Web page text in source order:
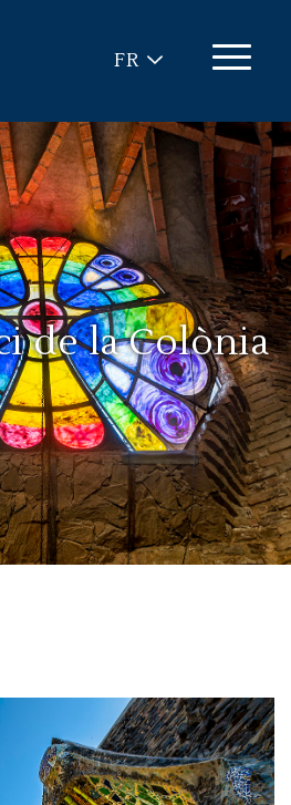
FR
de la Colònia